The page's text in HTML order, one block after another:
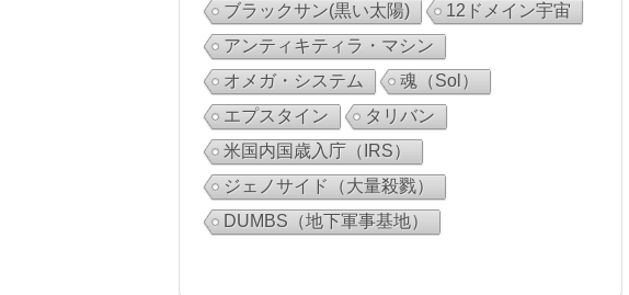
ブラックサン(黒い太陽)
12ドメイン宇宙
アンティキティラ・マシン
オメガ・システム
魂（Sol）
エプスタイン
タリバン
米国内国歳入庁（IRS）
ジェノサイド（大量殺戮）
DUMBS（地下軍事基地）